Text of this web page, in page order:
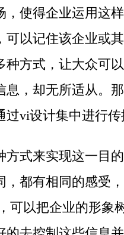
，使得企业运用这
可以记住该企业或
种方式，让大众可
息，却无所适从。
过vi设计集中进行传
方式来实现这一目
，都有相同的感受
可以把企业的形象